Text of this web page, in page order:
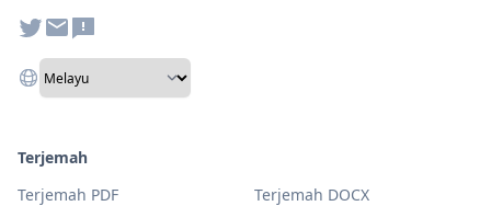
Terjemah
Terjemah PDF
Terjemah DOCX